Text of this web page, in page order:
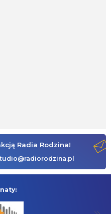
Radia Rodzina!